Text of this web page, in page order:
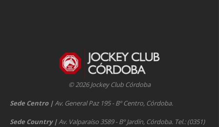
© 2026 Jockey Club Córdoba
Sede Centro | Av. General Paz 195 - Bº Centro, Córdoba.
Sede Country | Av. Valparaíso 3589 - Bº Jardín, Córdoba. Tel.: (0351)